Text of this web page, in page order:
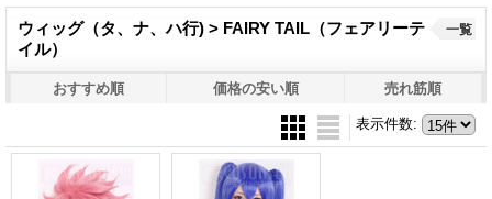
ウィッグ（タ、ナ、ハ行) > FAIRY TAIL（フェアリーテ
イル）
一覧
おすすめ順 価格の安い順 売れ筋順
表示件数: